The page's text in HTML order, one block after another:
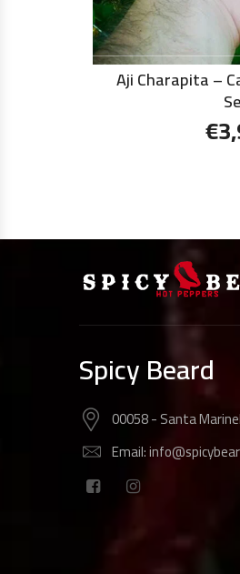
Aji Charapita –
€
Spicy Beard
00058 - Santa
Email: